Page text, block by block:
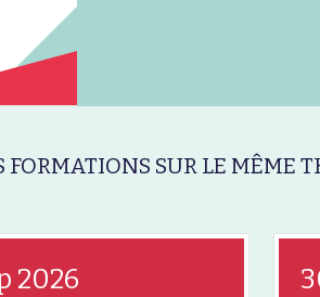
FORMATIONS SUR LE MÊME
2026